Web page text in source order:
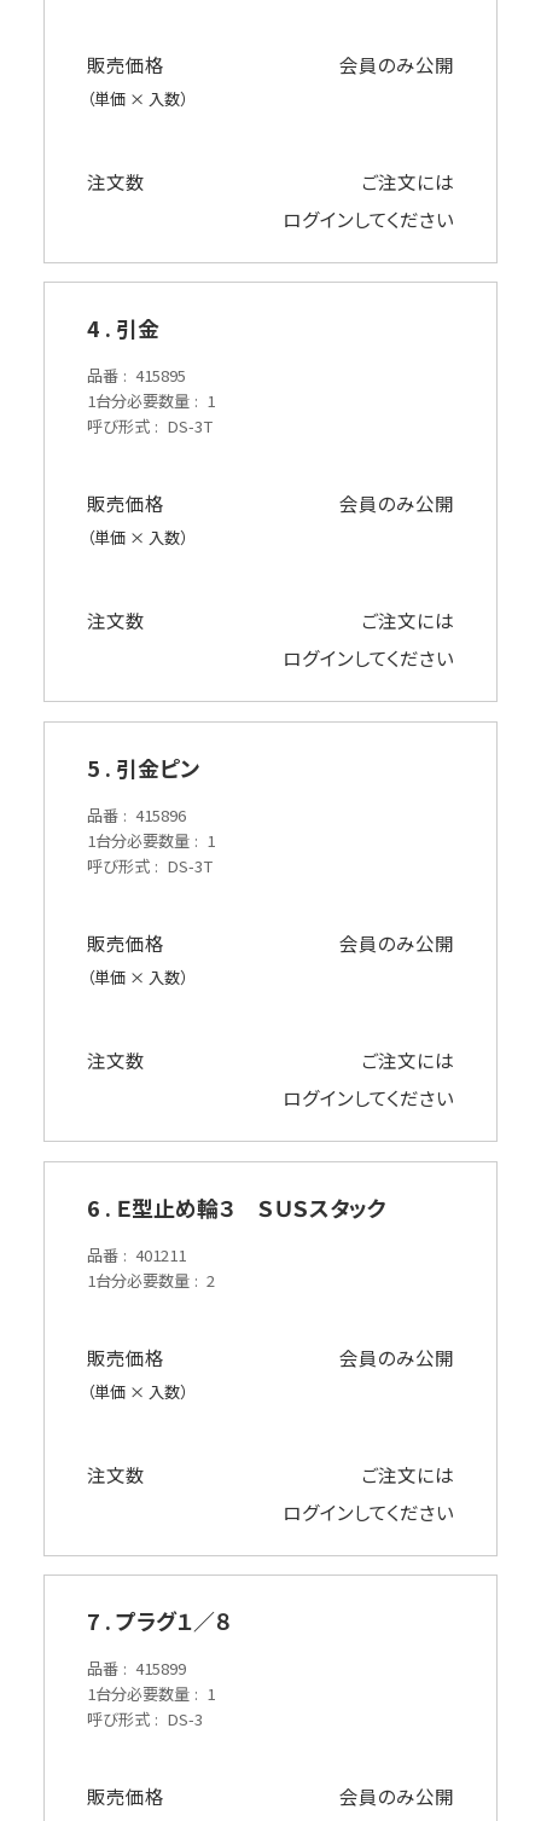
販売価格
（単価 × 入数）
会員のみ公開
注文数
ご注文には
ログインしてください
4 . 引金
品番
415895
1台分必要数量
1
呼び形式
DS-3T
販売価格
（単価 × 入数）
会員のみ公開
注文数
ご注文には
ログインしてください
5 . 引金ピン
品番
415896
1台分必要数量
1
呼び形式
DS-3T
販売価格
（単価 × 入数）
会員のみ公開
注文数
ご注文には
ログインしてください
6 . Ｅ型止め輪３ ＳＵＳスタック
品番
401211
1台分必要数量
2
販売価格
（単価 × 入数）
会員のみ公開
注文数
ご注文には
ログインしてください
7 . プラグ１／８
品番
415899
1台分必要数量
1
呼び形式
DS-3
販売価格 会員のみ公開